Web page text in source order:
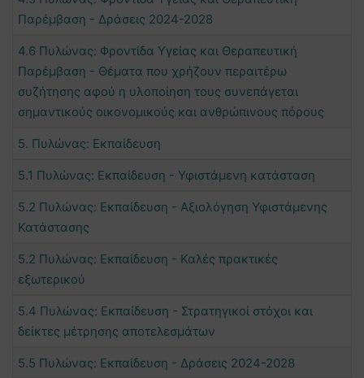
Παρέμβαση - Δράσεις 2024-2028
4.6 Πυλώνας: Φροντίδα Υγείας και Θεραπευτική
Παρέμβαση - Θέματα που χρήζουν περαιτέρω
συζήτησης αφού η υλοποίηση τους συνεπάγεται
σημαντικούς οικονομικούς και ανθρώπινους πόρους
5. Πυλώνας: Εκπαίδευση
5.1 Πυλώνας: Εκπαίδευση - Υφιστάμενη κατάσταση
5.2 Πυλώνας: Εκπαίδευση - Αξιολόγηση Υφιστάμενης
Κατάστασης
5.2 Πυλώνας: Εκπαίδευση - Καλές πρακτικές
εξωτερικού
5.4 Πυλώνας: Εκπαίδευση - Στρατηγικοί στόχοι και
δείκτες μέτρησης αποτελεσμάτων
5.5 Πυλώνας: Εκπαίδευση - Δράσεις 2024-2028